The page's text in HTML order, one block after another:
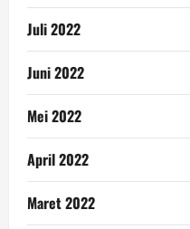
Juli 2022
Juni 2022
Mei 2022
April 2022
Maret 2022